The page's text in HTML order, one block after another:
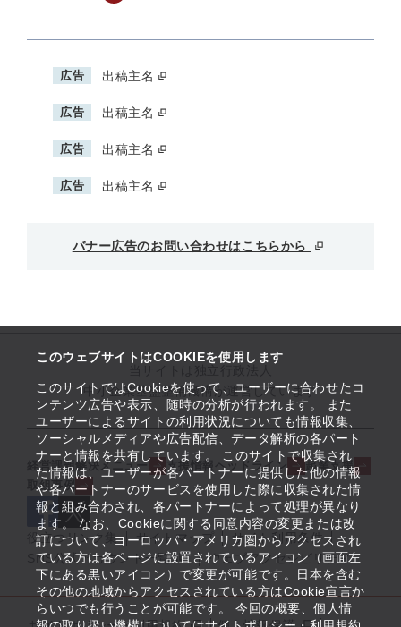
このウェブサイトはCOOKIEを使用します
このサイトではCookieを使って、ユーザーに合わせたコ
ンテンツ広告や表示、随時の分析が行われます。 また
ユーザーによるサイトの利用状況についても情報収集、
ソーシャルメディアや広告配信、データ解析の各パート
ナーと情報を共有しています。 このサイトで収集され
た情報は、ユーザーが各パートナーに提供した他の情報
や各パートナーのサービスを使用した際に収集された情
報と組み合わされ、各パートナーによって処理が異なり
ます。 なお、Cookieに関する同意内容の変更または改
訂について、ヨーロッパ・アメリカ圏からアクセスされ
ている方は各ページに設置されているアイコン（画面左
下にある黒いアイコン）で変更が可能です。日本を含む
その他の地域からアクセスされている方はCookie宣言か
らいつでも行うことが可能です。 今回の概要、個人情
広告 出稿主名
広告 出稿主名
広告 出稿主名
広告 出稿主名
バナー広告のお問い合わせはこちらから
中小企業基盤整備機構が運営しています
経営課題解決メニュー 支援情報ヘッドライン
起業支援
取組事例
役立つリンク集 サイトマップ
サイト利用条件
SNS公式アカウント一覧
ウェブアクセシビリティ